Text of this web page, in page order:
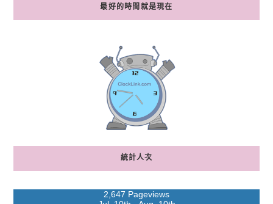
最好的時間就是現在
統計人次
2,647 Pageviews